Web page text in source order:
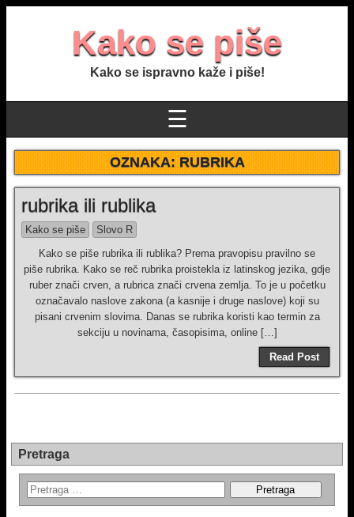
Kako se piše
Kako se ispravno kaže i piše!
☰
OZNAKA:RUBRIKA
rubrika ili rublika
Kako se piše
Slovo R
Kako se piše rubrika ili rublika? Prema pravopisu pravilno se
piše rubrika. Kako se reč rubrika proistekla iz latinskog jezika, gdje
ruber znači crven, a rubrica znači crvena zemlja. To je u početku
označavalo naslove zakona (a kasnije i druge naslove) koji su
pisani crvenim slovima. Danas se rubrika koristi kao termin za
sekciju u novinama, časopisima, online […]
Read Post
Pretraga